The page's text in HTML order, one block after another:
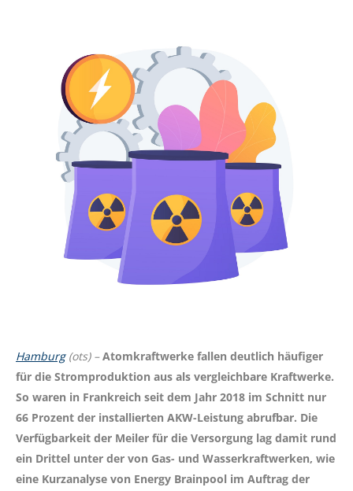
Hamburg(ots) –Atomkraftwerke fallen deutlich häufiger
für die Stromproduktion aus als vergleichbare Kraftwerke.
So waren in Frankreich seit dem Jahr 2018 im Schnitt nur
66 Prozent der installierten AKW-Leistung abrufbar. Die
Verfügbarkeit der Meiler für die Versorgung lag damit rund
ein Drittel unter der von Gas- und Wasserkraftwerken, wie
eine Kurzanalyse von Energy Brainpool im Auftrag der